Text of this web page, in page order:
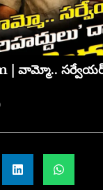
| వామ్మో.. సర్వేయర్